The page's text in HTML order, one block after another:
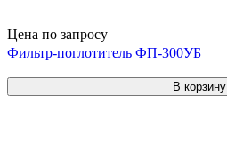
Цена по запросу
Фильтр-поглотитель ФП-300УБ
В корзину